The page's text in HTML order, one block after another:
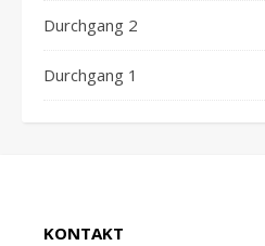
Durchgang 2
Durchgang 1
KONTAKT